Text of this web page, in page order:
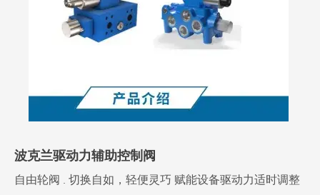
波克兰驱动力辅助控制阀
自由轮阀 . 切换自如，轻便灵巧 赋能设备驱动力适时调整